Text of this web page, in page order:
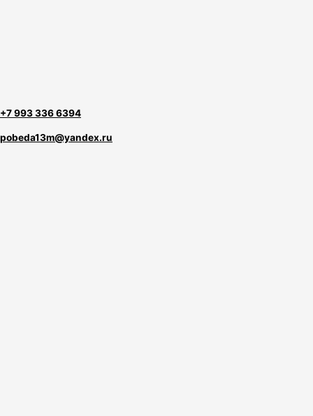
+7 993 336 6394
pobeda13m@yandex.ru